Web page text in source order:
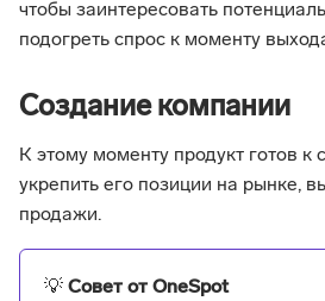
чтобы заинтересовать
подогреть спрос к моменту
Создание компании
К этому моменту продукт готов к
укрепить его позиции на рынке,
продажи.
💡 Совет от OneSpot